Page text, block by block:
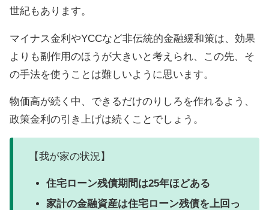
世紀もあります。
マイナス金利やYCCなど非伝統的金融緩和策は、効果
よりも副作用のほうが大きいと考えられ、この先、そ
の手法を使うことは難しいように思います。
物価高が続く中、できるだけのりしろを作れるよう、
政策金利の引き上げは続くことでしょう。
【我が家の状況】
住宅ローン残債期間は25年ほどある
家計の金融資産は住宅ローン残債を上回っ